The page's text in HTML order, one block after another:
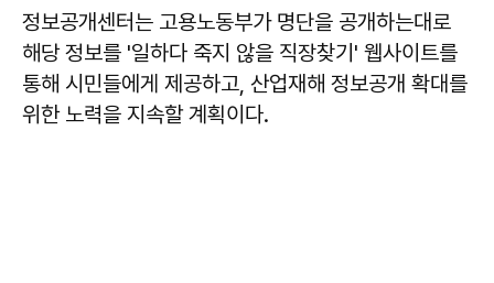
정보공개센터는 고용노동부가 명단을 공개하는대로
해당 정보를 '일하다 죽지 않을 직장찾기' 웹사이트를
통해 시민들에게 제공하고, 산업재해 정보공개 확대를
위한 노력을 지속할 계획이다.